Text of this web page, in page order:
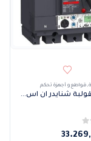
, قواطع و أجهزة تحكم
قواطع مقولبة شنايدر ان اس اكس ميكرو 5.2 ايه 100 بي 4 فاز